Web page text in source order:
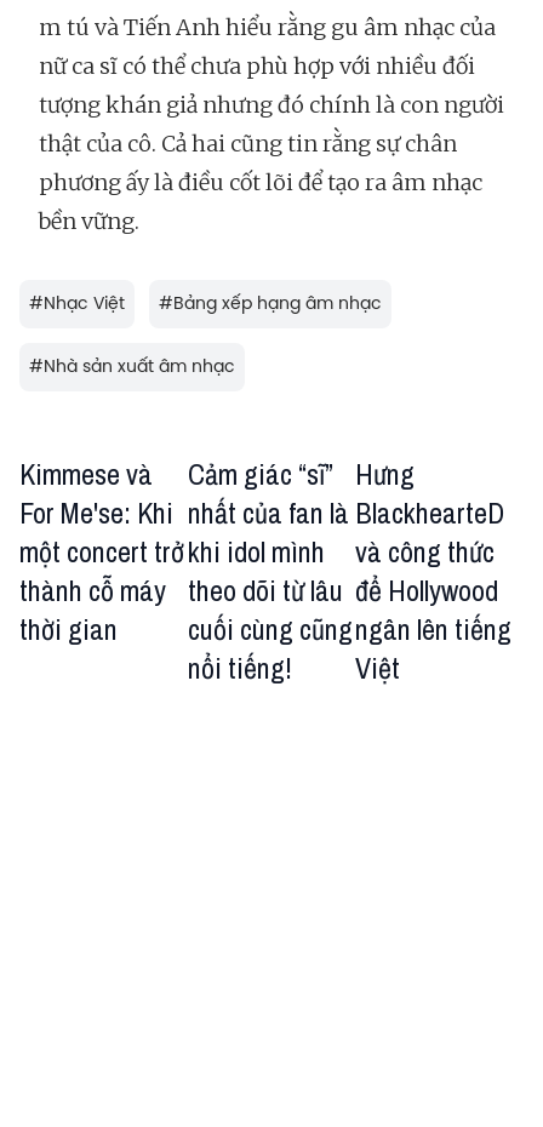
m tú và Tiến Anh hiểu rằng gu âm nhạc của
nữ ca sĩ có thể chưa phù hợp với nhiều đối
tượng khán giả nhưng đó chính là con người
thật của cô. Cả hai cũng tin rằng sự chân
phương ấy là điều cốt lõi để tạo ra âm nhạc
bền vững.
#Nhạc Việt #Bảng xếp hạng âm nhạc
#Nhà sản xuất âm nhạc
Kimmese và
For Me'se: Khi
một concert trở
thành cỗ máy
thời gian
Cảm giác “sĩ”
nhất của fan là
khi idol mình
theo dõi từ lâu
cuối cùng cũng
nổi tiếng!
Hưng
BlackhearteD
và công thức
để Hollywood
ngân lên tiếng
Việt